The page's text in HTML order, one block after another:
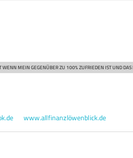
MEIN GEGENÜBER ZU 100% ZUFRIEDEN IST UND
www.allfinanzlöwenblick.de